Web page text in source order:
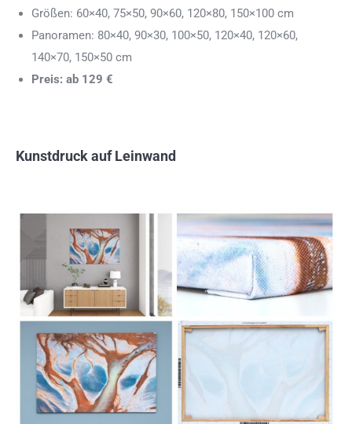
Größen: 60×40, 75×50, 90×60, 120×80, 150×100 cm
Panoramen: 80×40, 90×30, 100×50, 120×40, 120×60,
140×70, 150×50 cm
Preis: ab 129 €
Kunstdruck auf Leinwand